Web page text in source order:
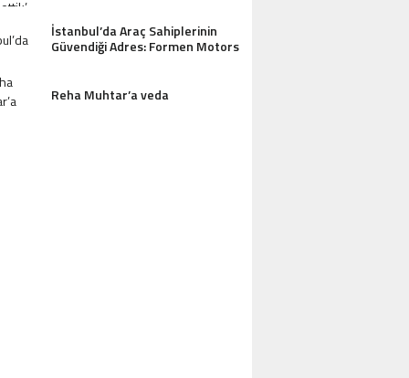
GÖZDESI ANTIK
MISAFIRLERINDEN TAM NOT
İstanbul’da Araç Sahiplerinin
Güvendiği Adres: Formen Motors
Reha Muhtar’a veda